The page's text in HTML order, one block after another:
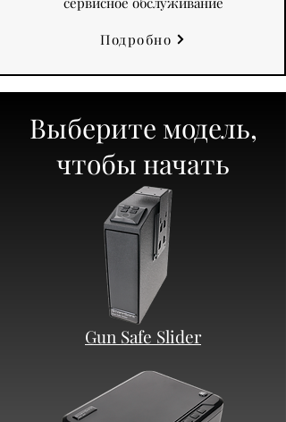
Подробно
Выберите модель,
чтобы начать
Gun Safe Slider